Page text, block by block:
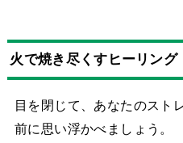
火で焼き尽くすヒーリング
目を閉じて、あなたのスト
前に思い浮かべましょう。